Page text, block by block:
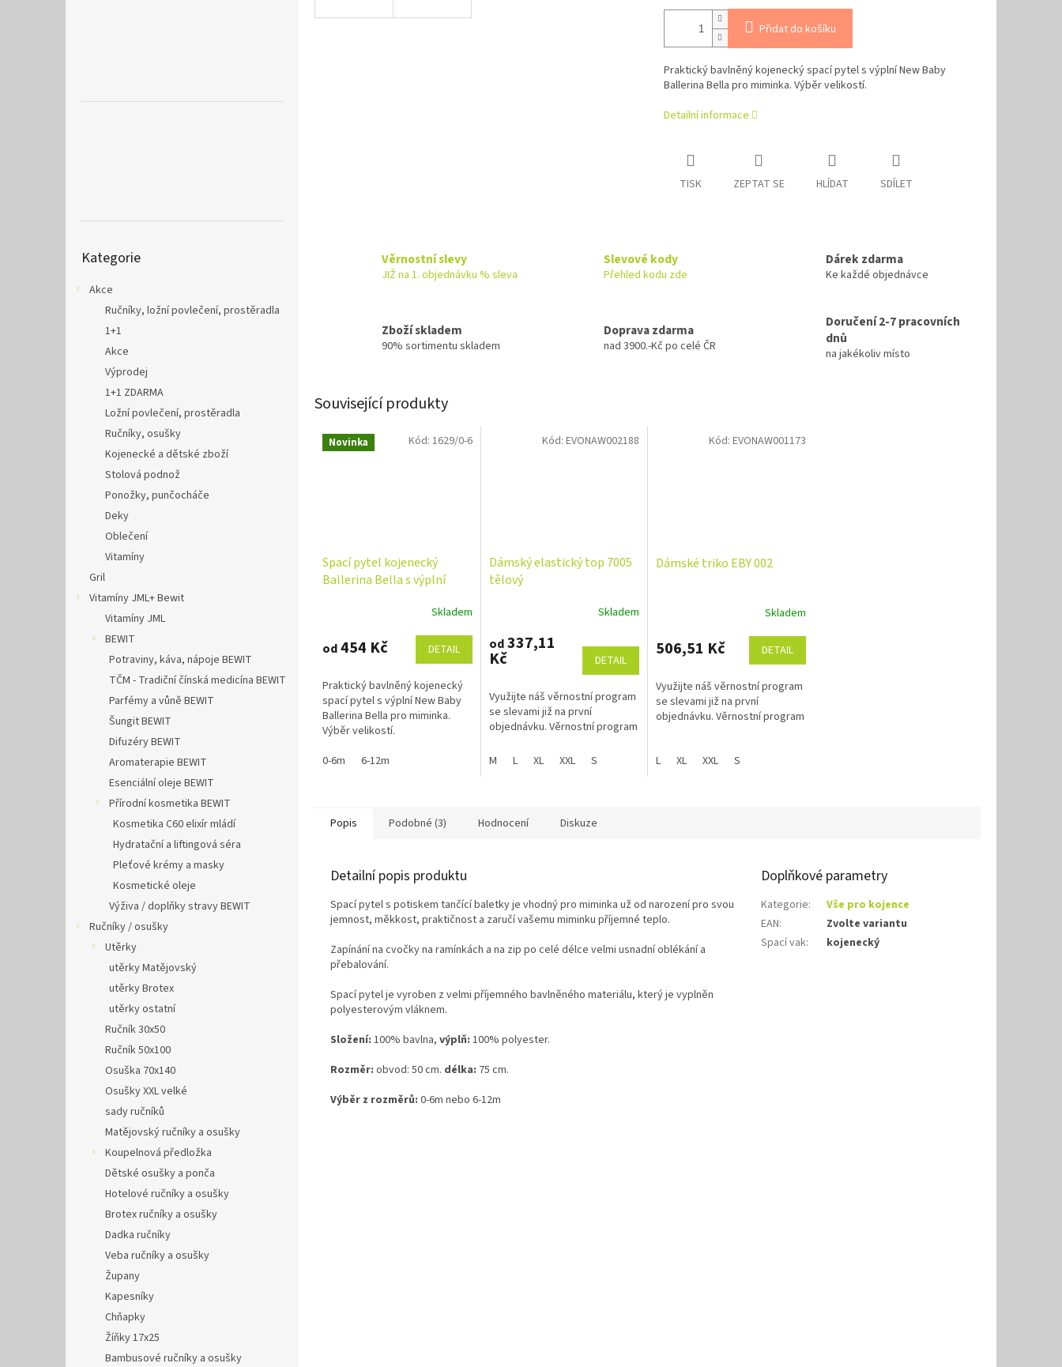
kategorie
Kategorie
Akce
Ručníky, ložní povlečení, prostěradla
1+1
Akce
Výprodej
1+1 ZDARMA
Ložní povlečení, prostěradla
Ručníky, osušky
Kojenecké a dětské zboží
Stolová podnož
Ponožky, punčocháče
Deky
Oblečení
Vitamíny
Gril
Vitamíny JML+ Bewit
Vitamíny JML
BEWIT
Potraviny, káva, nápoje BEWIT
TČM - Tradiční čínská medicína BEWIT
Parfémy a vůně BEWIT
Šungit BEWIT
Difuzéry BEWIT
Aromaterapie BEWIT
Esenciální oleje BEWIT
Přírodní kosmetika BEWIT
Kosmetika C60 elixír mládí
Hydratační a liftingová séra
Pleťové krémy a masky
Kosmetické oleje
Výživa / doplňky stravy BEWIT
Ručníky / osušky
Utěrky
utěrky Matějovský
utěrky Brotex
utěrky ostatní
Ručník 30x50
Ručník 50x100
Osuška 70x140
Osušky XXL velké
sady ručníků
Matějovský ručníky a osušky
Koupelnová předložka
Dětské osušky a ponča
Hotelové ručníky a osušky
Brotex ručníky a osušky
Dadka ručníky
Veba ručníky a osušky
Župany
Kapesníky
Chňapky
Žíňky 17x25
Bambusové ručníky a osušky
Přidat do košíku
Praktický bavlněný kojenecký spací pytel s výplní New Baby
Ballerina Bella pro miminka. Výběr velikostí.
Detailní informace
TISK ZEPTAT SE HLÍDAT SDÍLET
Věrnostní slevy
JIŽ na 1. objednávku % sleva
Slevové kody
Přehled kodu zde
Dárek zdarma
Ke každé objednávce
Zboží skladem
90% sortimentu skladem
Doprava zdarma
nad 3900.-Kč po celé ČR
Doručení 2-7 pracovních
dnů
na jakékoliv místo
Související produkty
Novinka
Spací pytel kojenecký
Ballerina Bella s výplní
Skladem
od454 Kč DETAIL
Praktický bavlněný kojenecký
spací pytel s výplní New Baby
Ballerina Bella pro miminka.
Výběr velikostí.
0-6m
6-12m
Kód: 1629/0-6
Dámský elastický top 7005
tělový
Skladem
od337,11
Kč DETAIL
Využijte náš věrnostní program
se slevami již na první
objednávku. Věrnostní program
M L XL XXL S
Kód: EVONAW002188
Dámské triko EBY 002
Skladem
506,51 Kč DETAIL
Využijte náš věrnostní program
se slevami již na první
objednávku. Věrnostní program
L XL XXL S
Kód:EVONAW001173
Popis Podobné (3) Hodnocení Diskuze
Detailní popis produktu
Spací pytel s potiskem tančící baletky je vhodný pro miminka už od narození pro svou
jemnost, měkkost, praktičnost a zaručí vašemu miminku příjemné teplo.
Zapínání na cvočky na ramínkách a na zip po celé délce velmi usnadní oblékání a
přebalování.
Spací pytel je vyroben z velmi příjemného bavlněného materiálu, který je vyplněn
polyesterovým vláknem.
Složení: 100% bavlna, výplň: 100% polyester.
Rozměr: obvod: 50 cm. délka: 75 cm.
Výběr z rozměrů: 0-6m nebo 6-12m
Doplňkové parametry
Kategorie:
Vše pro kojence
EAN:
Zvolte variantu
Spací vak: kojenecký